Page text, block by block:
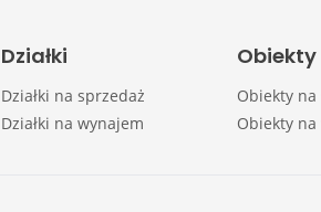
Działki
Działki na sprzedaż
Działki na wynajem
Obiekty
Obiekty
Obiekty